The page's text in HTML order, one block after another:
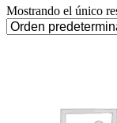
Mostrando el único